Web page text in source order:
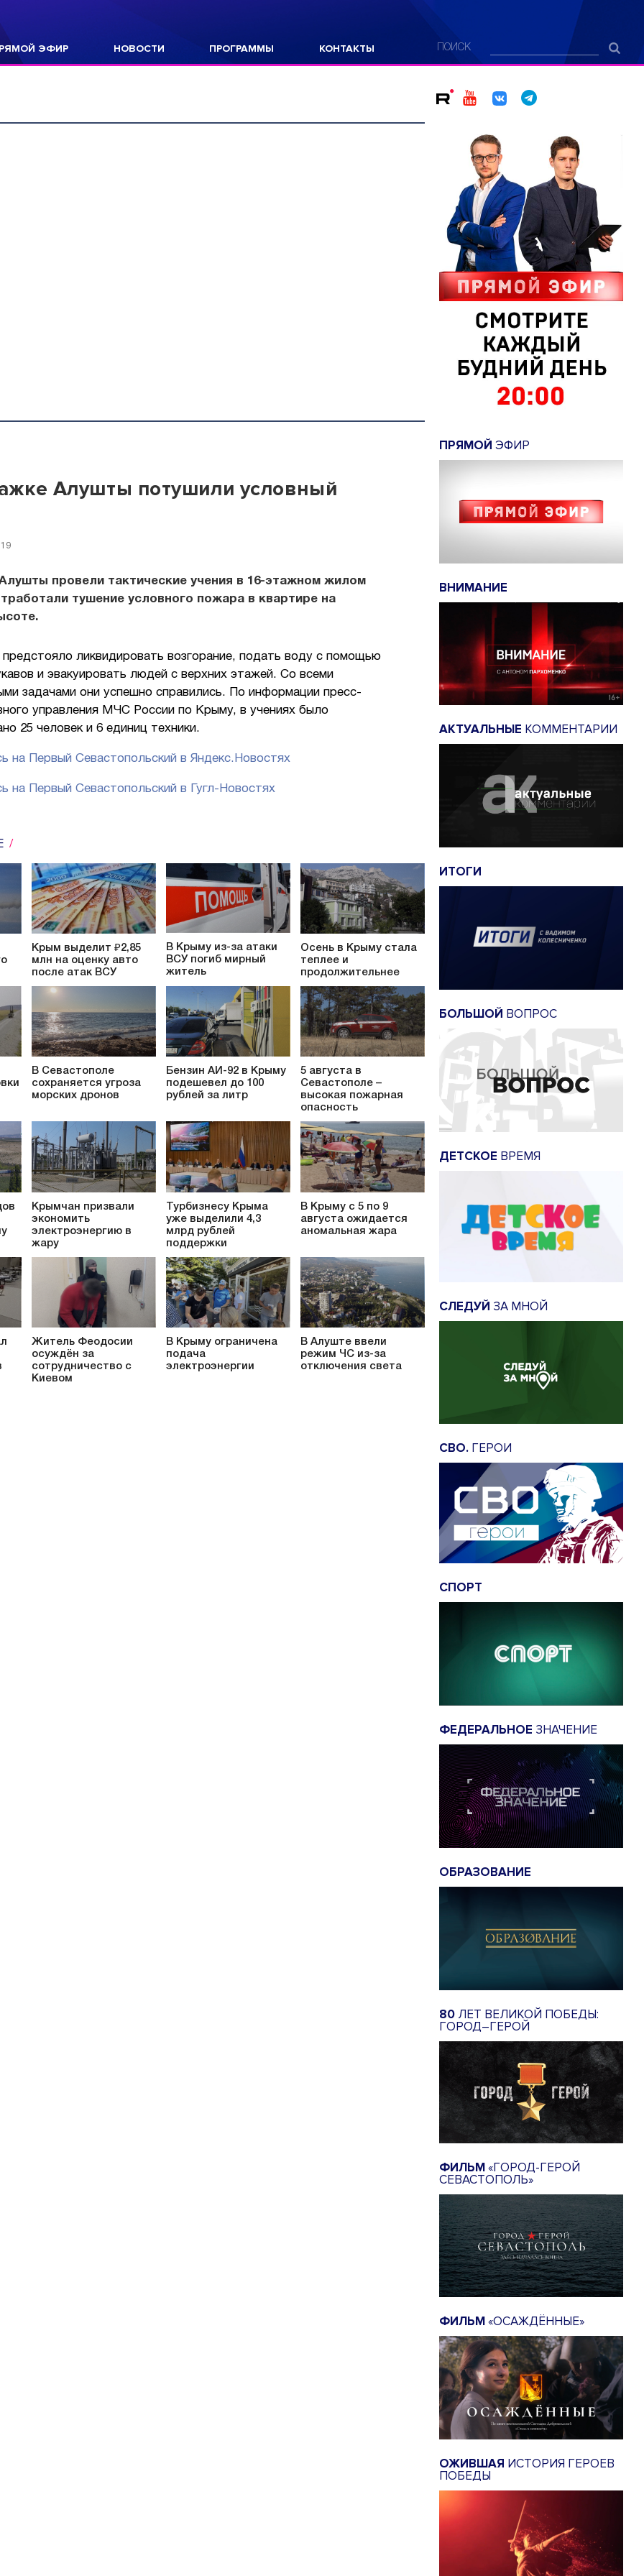
ЭФИР НОВОСТИ ПРОГРАММЫ КОНТАКТЫ ПОИСК
Алушты потушили условный
провели тактические учения в 16-этажном жилом
тушение условного пожара в квартире на
ликвидировать возгорание, подать воду с помощью
и эвакуировать людей с верхних этажей. Со всеми
задачами они успешно справились. По информации пресс-
управления МЧС России по Крыму, в учениях было
25 человек и 6 единиц техники.
на Первый Севастопольский в Яндекс.Новостях
на Первый Севастопольский в Гугл-Новостях
Крым выделит ₽2,85
млн на оценку авто
после атак ВСУ
В Крыму из-за атаки
ВСУ погиб мирный
житель
Осень в Крыму стала
теплее и
продолжительнее
В Севастополе
сохраняется угроза
морских дронов
Бензин АИ-92 в Крыму
подешевел до 100
рублей за литр
5 августа в
Севастополе –
высокая пожарная
опасность
Крымчан призвали
экономить
электроэнергию в
жару
Турбизнесу Крыма
уже выделили 4,3
млрд рублей
поддержки
В Крыму с 5 по 9
августа ожидается
аномальная жара
Житель Феодосии
осуждён за
сотрудничество с
Киевом
В Крыму ограничена
подача
электроэнергии
В Алуште ввели
режим ЧС из-за
отключения света
ПРЯМОЙ ЭФИР
ВНИМАНИЕ
АКТУАЛЬНЫЕ КОММЕНТАРИИ
ИТОГИ
БОЛЬШОЙ ВОПРОС
ДЕТСКОЕ ВРЕМЯ
СЛЕДУЙ ЗА МНОЙ
СВО. ГЕРОИ
СПОРТ
ФЕДЕРАЛЬНОЕ ЗНАЧЕНИЕ
ОБРАЗОВАНИЕ
80 ЛЕТ ВЕЛИКОЙ ПОБЕДЫ:
ГОРОД–ГЕРОЙ
ФИЛЬМ«ГОРОД-ГЕРОЙ
СЕВАСТОПОЛЬ»
ФИЛЬМ«ОСАЖДЁННЫЕ»
ОЖИВШАЯ ИСТОРИЯ ГЕРОЕВ
ПОБЕДЫ